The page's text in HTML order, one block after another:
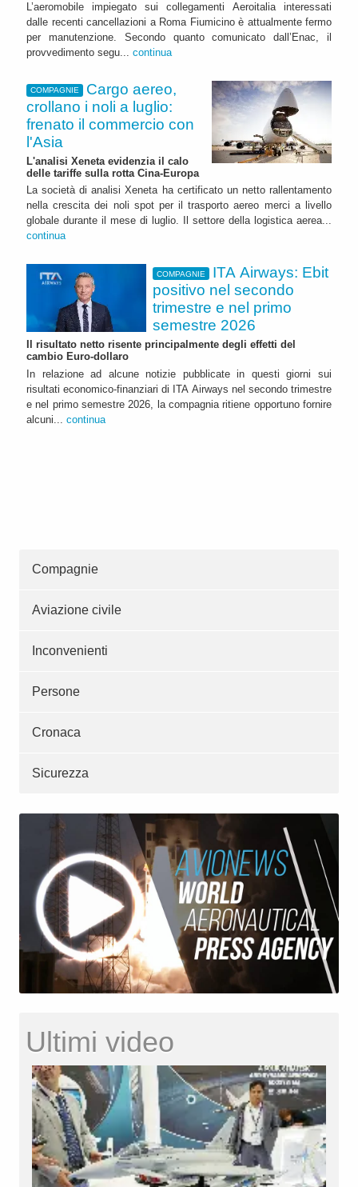
L’aeromobile impiegato sui collegamenti Aeroitalia interessati
dalle recenti cancellazioni a Roma Fiumicino è attualmente fermo
per manutenzione. Secondo quanto comunicato dall’Enac, il
provvedimento segu... continua
COMPAGNIE
Cargo aereo,
crollano i noli a luglio:
frenato il commercio con
l'Asia
L'analisi Xeneta evidenzia il calo
delle tariffe sulla rotta Cina-Europa
La società di analisi Xeneta ha certificato un netto rallentamento
nella crescita dei noli spot per il trasporto aereo merci a livello
globale durante il mese di luglio. Il settore della logistica aerea...
continua
COMPAGNIE
ITA Airways: Ebit
positivo nel secondo
trimestre e nel primo
semestre 2026
Il risultato netto risente principalmente degli effetti del
cambio Euro-dollaro
In relazione ad alcune notizie pubblicate in questi giorni sui
risultati economico-finanziari di ITA Airways nel secondo trimestre
e nel primo semestre 2026, la compagnia ritiene opportuno fornire
alcuni... continua
Compagnie
Aviazione civile
Inconvenienti
Persone
Cronaca
Sicurezza
Ultimi video